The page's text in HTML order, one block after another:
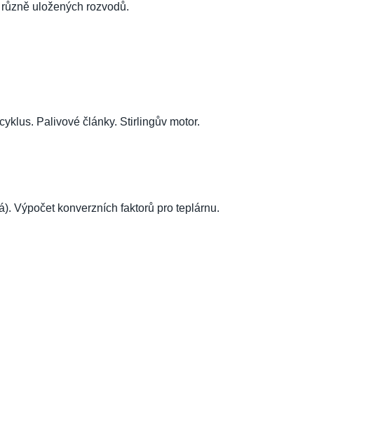
uložených rozvodů.
Palivové články. Stirlingův motor.
Výpočet konverzních faktorů pro teplárnu.